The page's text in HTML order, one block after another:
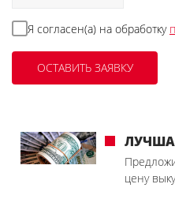
Я согласен(а) на обработку
цену